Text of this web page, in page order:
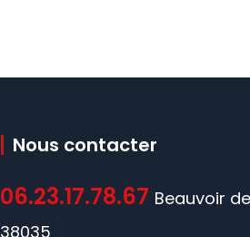
Nous contacter
06.23.17.78.67 Beauvoir
38035